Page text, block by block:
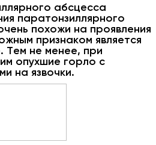
абсцесса
паратонзиллярного
похожи на проявления
признаком является
Тем не менее, при
опухшие горло с
на язвочки.